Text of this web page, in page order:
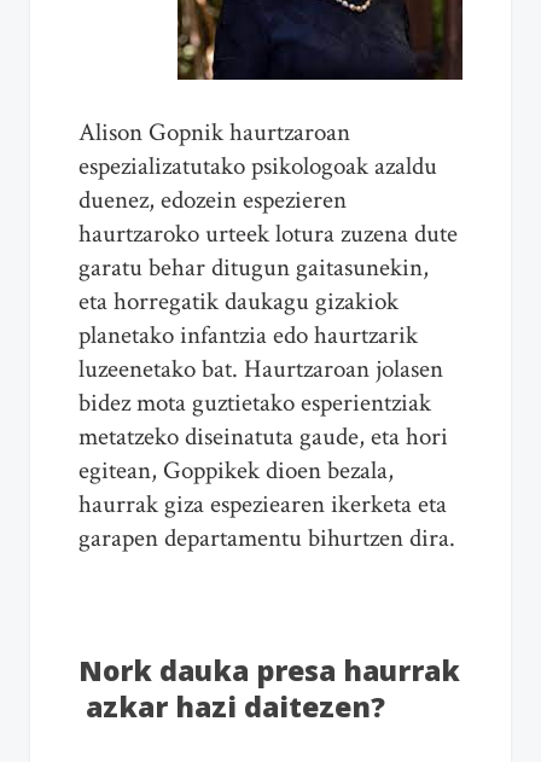
Alison Gopnik haurtzaroan
espezializatutako psikologoak azaldu
duenez, edozein espezieren
haurtzaroko urteek lotura zuzena dute
garatu behar ditugun gaitasunekin,
eta horregatik daukagu gizakiok
planetako infantzia edo haurtzarik
luzeenetako bat. Haurtzaroan jolasen
bidez mota guztietako esperientziak
metatzeko diseinatuta gaude, eta hori
egitean, Goppikek dioen bezala,
haurrak giza espeziearen ikerketa eta
garapen departamentu bihurtzen dira.
Nork dauka presa haurrak
azkar hazi daitezen?